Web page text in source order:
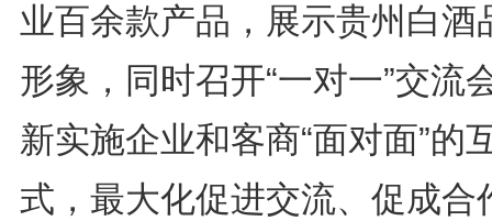
业百余款产品，展示贵州白酒
形象，同时召开“一对一”交流
新实施企业和客商“面对面”的
式，最大化促进交流、促成合